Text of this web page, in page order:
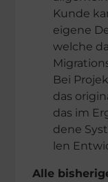
Kunde
eigene
welche
Bei
das
das im
dene
len
Alle